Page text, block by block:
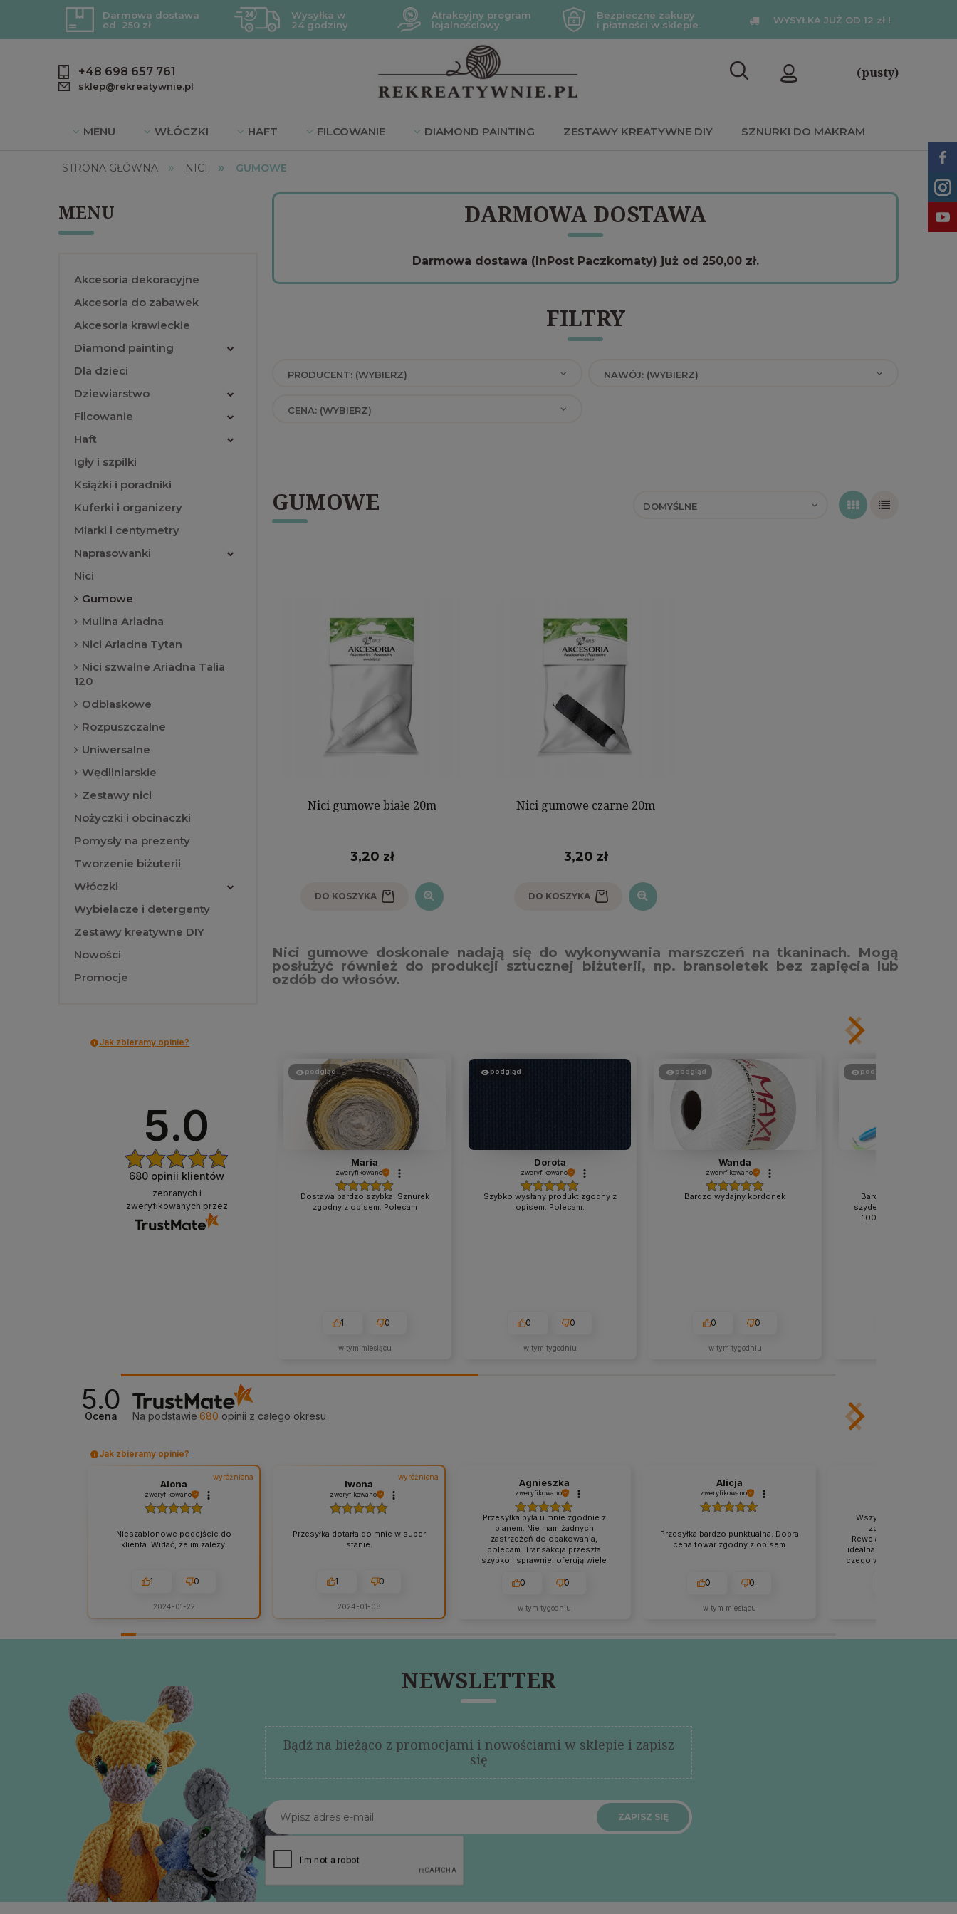
Darmowa dostawa
od 250 zł
Wysyłka w
24 godziny
Atrakcyjny program
lojalnościowy
Bezpieczne zakupy
i płatności w sklepie
WYSYŁKA JUŻ OD 12 zł !
+48 698 657 761
sklep@rekreatywnie.pl
(pusty)
MENU WŁÓCZKI HAFT FILCOWANIE DIAMOND PAINTING ZESTAWY KREATYWNE DIY SZNURKI DO MAKRAM
BLOG DZIEWIARSTWO PROMOCJE
STRONA GŁÓWNA » NICI » GUMOWE
MENU
Akcesoria dekoracyjne
Akcesoria do zabawek
Akcesoria krawieckie
Diamond painting
Dla dzieci
Dziewiarstwo
Filcowanie
Haft
Igły i szpilki
Książki i poradniki
Kuferki i organizery
Miarki i centymetry
Naprasowanki
Nici
Gumowe
Mulina Ariadna
Nici Ariadna Tytan
Nici szwalne Ariadna Talia
120
Odblaskowe
Rozpuszczalne
Uniwersalne
Wędliniarskie
Zestawy nici
Nożyczki i obcinaczki
Pomysły na prezenty
Tworzenie biżuterii
Włóczki
Wybielacze i detergenty
Zestawy kreatywne DIY
Nowości
Promocje
DARMOWA DOSTAWA
Darmowa dostawa (InPost Paczkomaty) już od 250,00 zł.
FILTRY
PRODUCENT: (WYBIERZ) NAWÓJ: (WYBIERZ)
CENA: (WYBIERZ)
GUMOWE
Nici gumowe białe 20m
3,20 zł
DO KOSZYKA
Nici gumowe czarne 20m
3,20 zł
DO KOSZYKA
Nici gumowe doskonale nadają się do wykonywania marszczeń na tkaninach. Mogą
posłużyć również do produkcji sztucznej biżuterii, np. bransoletek bez zapięcia lub
ozdób do włosów.
Jak zbieramy opinie?
5.0
680 opinii klientów
zebranych i
zweryfikowanych przez
podgląd
Maria
zweryfikowano
Dostawa bardzo szybka. Sznurek
zgodny z opisem. Polecam
1 0
w tym miesiącu
podgląd
Dorota
zweryfikowano
Szybko wysłany produkt zgodny z
opisem. Polecam.
0 0
w tym tygodniu
podgląd
Wanda
zweryfikowano
Bardzo wydajny kordonek
0 0
w tym tygodniu
podgląd
Bardzo dobrze się
szydełkiem. Kauczukowa
100% zdaje egzamin.
5.0
Ocena Na podstawie 680 opinii z całego okresu
Jak zbieramy opinie?
wyróżniona
Alona
zweryfikowano
Nieszablonowe podejście do
klienta. Widać, że im zależy.
1 0
2024-01-22
wyróżniona
Iwona
zweryfikowano
Przesyłka dotarła do mnie w super
stanie.
1 0
2024-01-08
Agnieszka
zweryfikowano
Przesyłka była u mnie zgodnie z
planem. Nie mam żadnych
zastrzeżeń do opakowania,
polecam. Transakcja przeszła
szybko i sprawnie, oferują wiele
rewelacja.
0 0
w tym tygodniu
Alicja
zweryfikowano
Przesyłka bardzo punktualna. Dobra
cena towar zgodny z opisem
0 0
w tym miesiącu
Wszystko odbyło się
zgodnie z
Rewelacyjna obsługa, po
idealna. Solidna i ładna
czego więcej trzeba. Ten
NEWSLETTER
Bądź na bieżąco z promocjami i nowościami w sklepie i zapisz
się
ZAPISZ SIĘ